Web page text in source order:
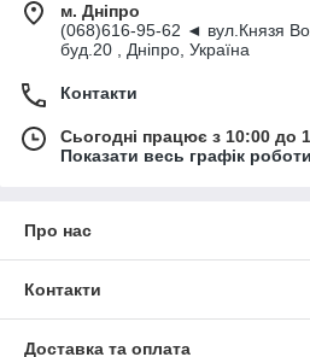
м. Дніпро
(068)616-95-62 ◄ вул.Князя
буд.20 , Дніпро, Україна
Контакти
Сьогодні працює з 10:00 до
Показати весь графік роботи
Про нас
Контакти
Доставка та оплата